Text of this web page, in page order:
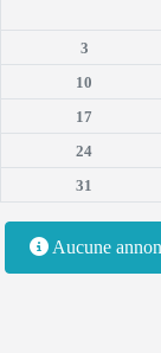
3
10
17
24
31
Aucune